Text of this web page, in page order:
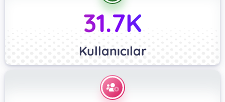
31.7K
Kullanıcılar